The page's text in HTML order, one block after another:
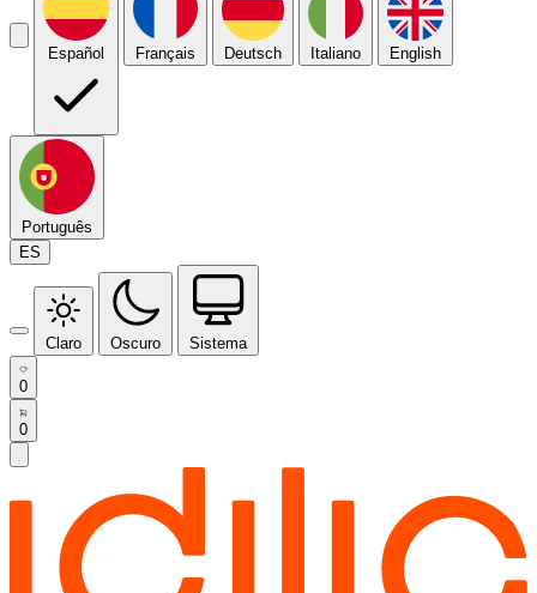
Español Français Deutsch Italiano English
Português
ES
Claro Oscuro Sistema
0
0